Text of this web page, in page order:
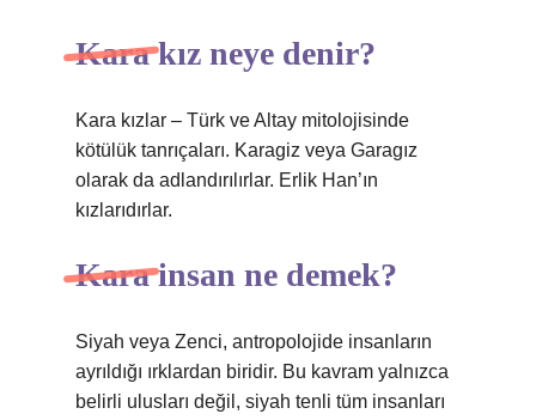
Kara kız neye denir?
Kara kızlar – Türk ve Altay mitolojisinde
kötülük tanrıçaları. Karagiz veya Garagız
olarak da adlandırılırlar. Erlik Han’ın
kızlarıdırlar.
Kara insan ne demek?
Siyah veya Zenci, antropolojide insanların
ayrıldığı ırklardan biridir. Bu kavram yalnızca
belirli ulusları değil, siyah tenli tüm insanları